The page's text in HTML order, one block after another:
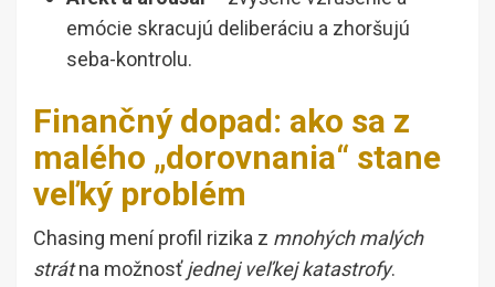
emócie skracujú deliberáciu a zhoršujú
seba-kontrolu.
Finančný dopad: ako sa z
malého „dorovnania“ stane
veľký problém
Chasing mení profil rizika z mnohých malých
strátna možnosťjednej veľkej katastrofy.